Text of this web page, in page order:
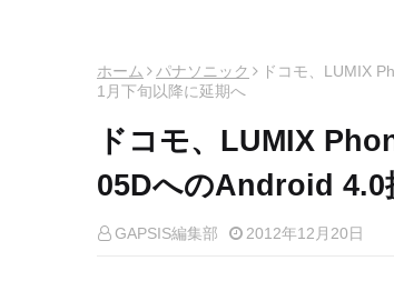
ホーム パナソニック
ドコモ、LUMIX
1月下旬以降に延期へ
ドコモ、LUMIX
05DへのAndroid 4.0
GAPSIS編集部 2012年12月20日